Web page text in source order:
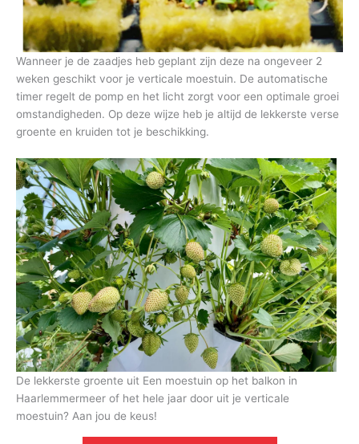
Wanneer je de zaadjes heb geplant zijn deze na ongeveer 2
weken geschikt voor je verticale moestuin. De automatische
timer regelt de pomp en het licht zorgt voor een optimale groei
omstandigheden. Op deze wijze heb je altijd de lekkerste verse
groente en kruiden tot je beschikking.
De lekkerste groente uit Een moestuin op het balkon in
Haarlemmermeer of het hele jaar door uit je verticale
moestuin? Aan jou de keus!